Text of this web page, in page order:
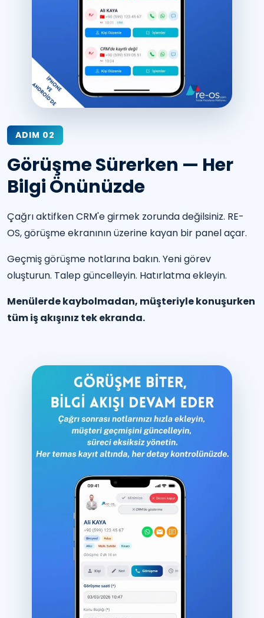
ADIM 02
Görüşme Sürerken — Her
Bilgi Önünüzde
Çağrı aktifken CRM'e girmek zorunda değilsiniz. RE-
OS, görüşme ekranının üzerine kayan bir panel açar.
Geçmiş görüşme notlarına bakın. Yeni görev
oluşturun. Talep güncelleyin. Hatırlatma ekleyin.
Menülerde kaybolmadan, müşteriyle konuşurken
tüm iş akışınız tek ekranda.